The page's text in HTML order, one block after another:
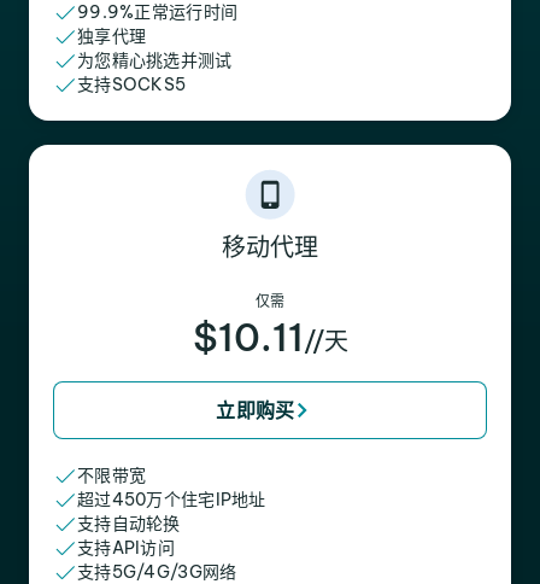
99.9%正常运行时间
独享代理
为您精心挑选并测试
支持SOCKS5
移动代理
仅需
$10.11 //天
立即购买
不限带宽
超过450万个住宅IP地址
支持自动轮换
支持API访问
支持5G/4G/3G网络